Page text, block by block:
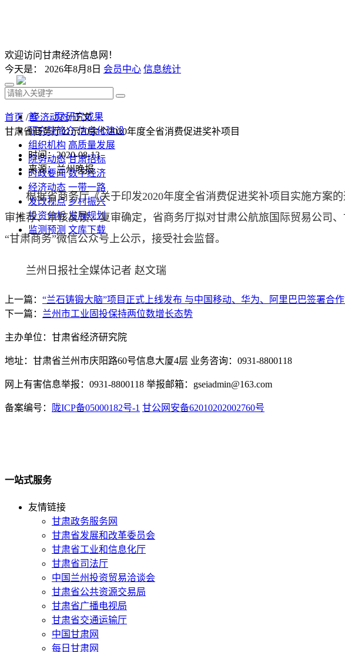
欢迎访问甘肃经济信息网！
今天是： 2026年8月8日 会员中心 信息统计
首 页 研究成果
研究院简介 信息化建设
组织机构 高质量发展
院务动态 甘肃招标
时政要闻 数字经济
经济动态 一带一路
发改视点 乡村振兴
投资分析 发展规划
监测预测 文库下载
首页 /经济动态/ 正文
甘肃省商务厅公示70余个2020年度全省消费促进奖补项目
时间：2020-08-13
来源：兰州晚报
根据省商务厅《关于印发2020年度全省消费促进奖补项目实施方案
审推荐、审核反馈、复审确定，省商务厅拟对甘肃公航旅国际贸易公司
“甘肃商务”微信公众号上公示，接受社会监督。
兰州日报社全媒体记者 赵文瑞
上一篇： “兰石铸锻大脑”项目正式上线发布 与中国移动、华为、阿里巴巴签署合
下一篇： 兰州市工业固投保持两位数增长态势
主办单位：甘肃省经济研究院
地址：甘肃省兰州市庆阳路60号信息大厦4层 业务咨询：0931-8800118
网上有害信息举报：0931-8800118 举报邮箱：gseiadmin@163.com
备案编号： 陇ICP备05000182号-1 甘公网安备62010202002760号
一站式服务
友情链接
甘肃政务服务网
甘肃省发展和改革委员会
甘肃省工业和信息化厅
甘肃省司法厅
中国兰州投资贸易洽谈会
甘肃省公共资源交易局
甘肃省广播电视局
甘肃省交通运输厅
中国甘肃网
每日甘肃网